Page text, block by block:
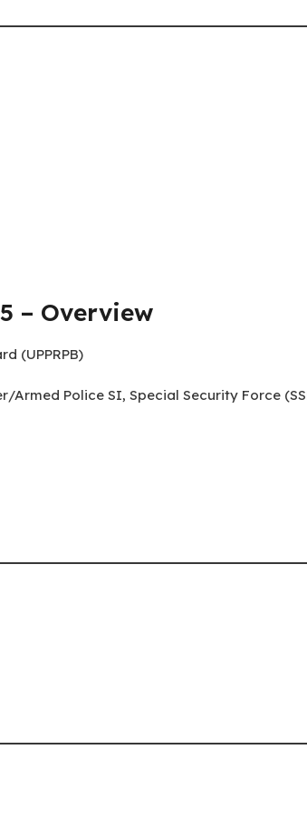
– Overview
(UPPRPB)
Armed Police SI, Special Security Force